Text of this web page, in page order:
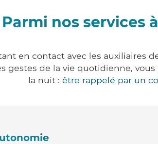
Parmi nos services
en contact avec les auxiliaires
gestes de la vie quotidienne,
la nuit : être rappelé par un